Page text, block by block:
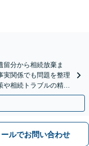
留分から相続放棄ま
実関係でも問題を整理
や相続トラブルの精神
。
ールでお問い合わせ